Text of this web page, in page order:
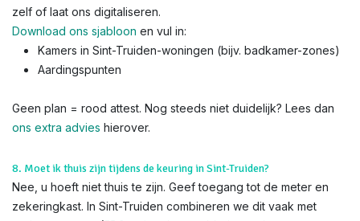
zelf of laat ons digitaliseren.
Download ons sjabloon en vul in:
Kamers in Sint-Truiden-woningen (bijv. badkamer-zones)
Aardingspunten
Geen plan = rood attest. Nog steeds niet duidelijk? Lees dan
ons extra advies hierover.
8. Moet ik thuis zijn tijdens de keuring in Sint-Truiden?
Nee, u hoeft niet thuis te zijn. Geef toegang tot de meter en
zekeringkast. In Sint-Truiden combineren we dit vaak met